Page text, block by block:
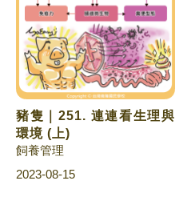
豬隻｜251. 連連看生理與
環境 (上)
飼養管理
2023-08-15